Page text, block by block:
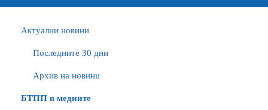
Актуални новини
Последните 30 дни
Архив на новини
БTПП в медиите